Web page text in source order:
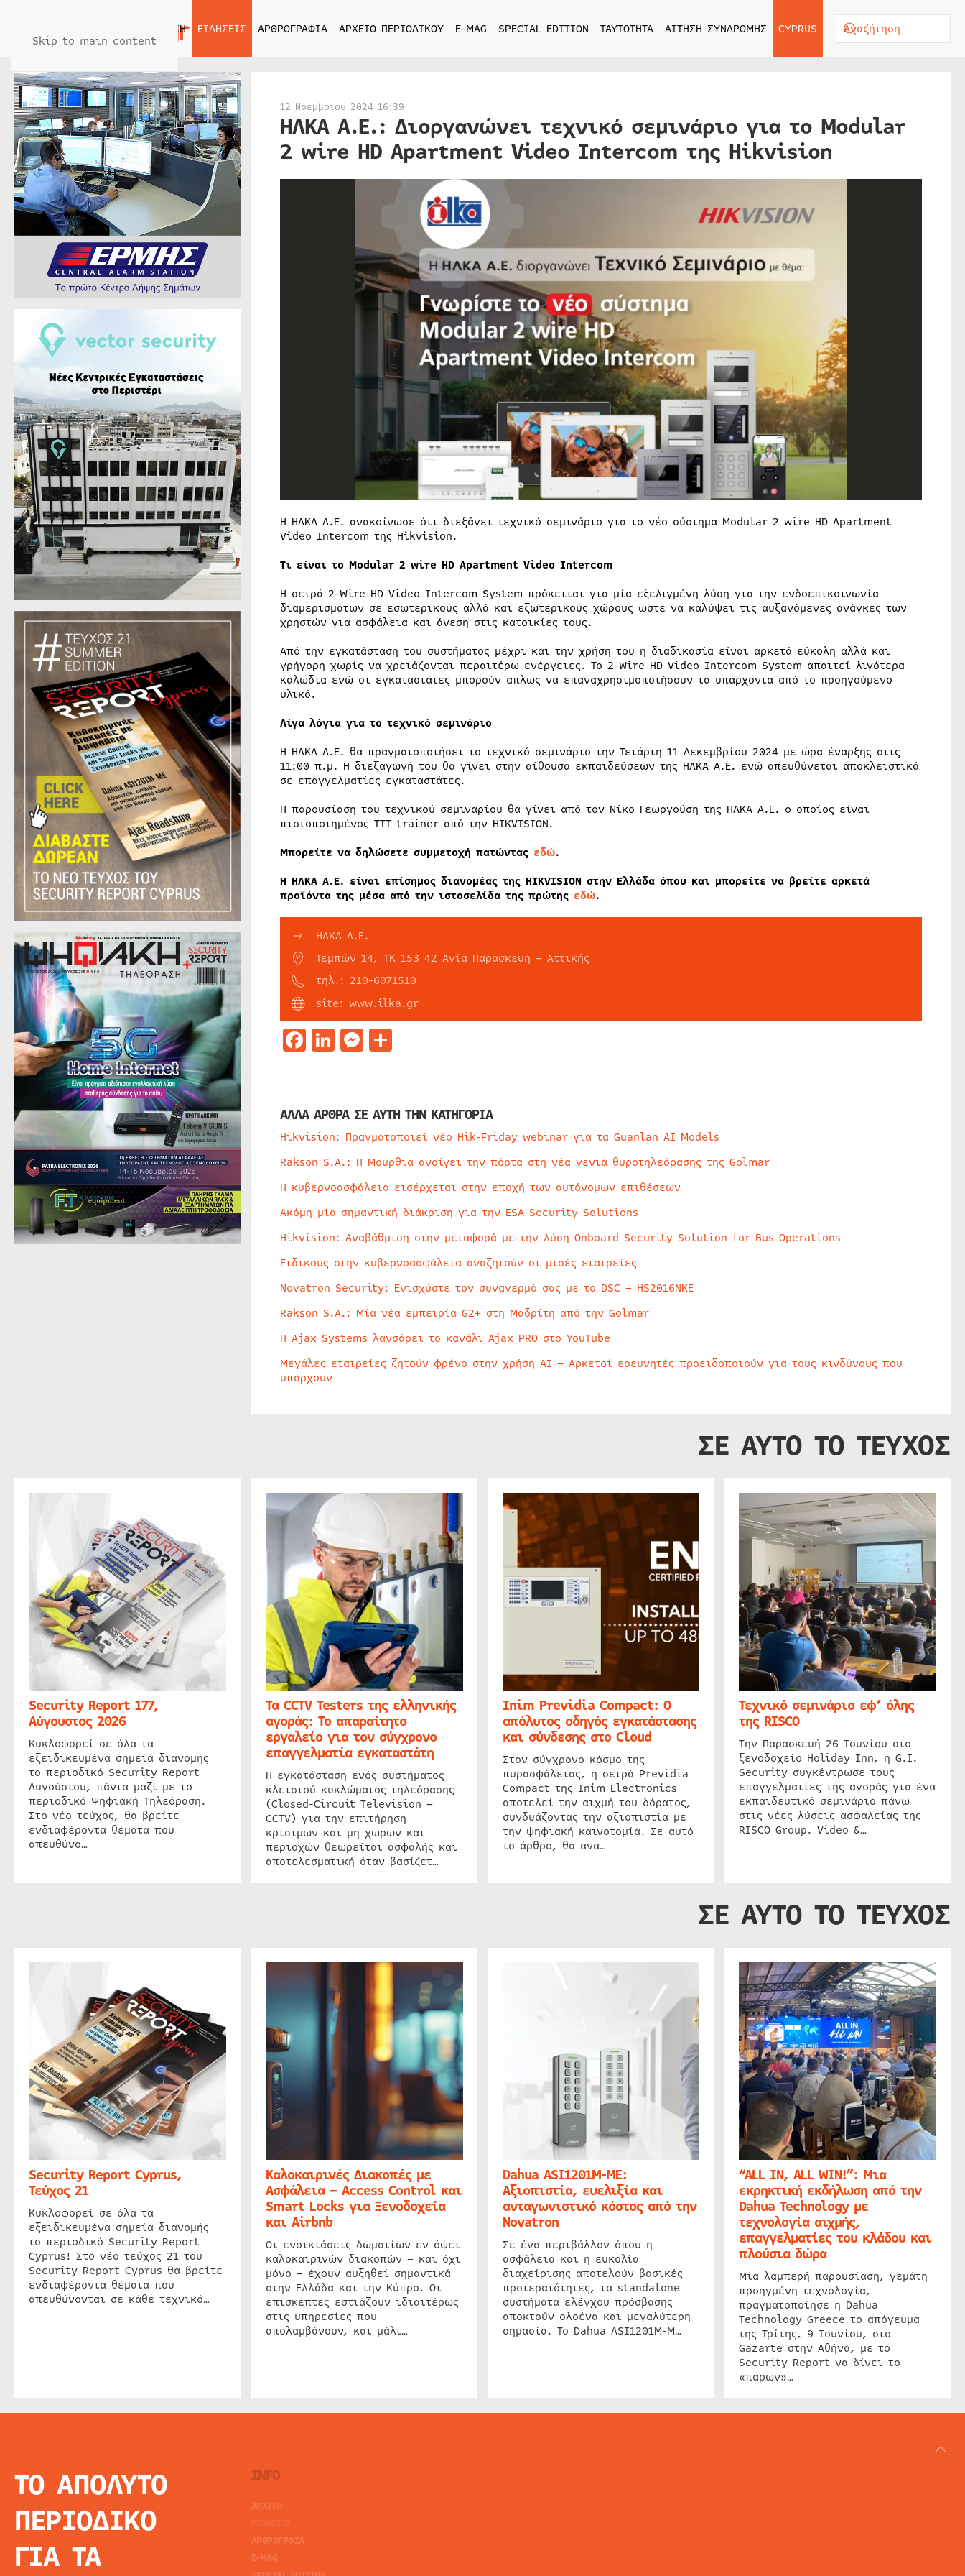
Skip to main content
ΑΡΧΙΚΗ ΕΙΔΗΣΕΙΣ ΑΡΘΡΟΓΡΑΦΙΑ ΑΡΧΕΙΟ ΠΕΡΙΟΔΙΚΟΥ E-MAG SPECIAL EDITION ΤΑΥΤΟΤΗΤΑ ΑΙΤΗΣΗ ΣΥΝΔΡΟΜΗΣ CYPRUS
12 Νοεμβρίου 2024 16:39
ΗΛΚΑ Α.Ε.: Διοργανώνει τεχνικό σεμινάριο για το Modular
2 wire HD Apartment Video Intercom της Hikvision
Η ΗΛΚΑ Α.Ε. ανακοίνωσε ότι διεξάγει τεχνικό σεμινάριο για το νέο σύστημα Modular 2 wire HD Apartment
Video Intercom της Hikvision.
Τι είναι το Modular 2 wire HD Apartment Video Intercom
Η σειρά 2-Wire HD Video Intercom System πρόκειται για μία εξελιγμένη λύση για την ενδοεπικοινωνία
διαμερισμάτων σε εσωτερικούς αλλά και εξωτερικούς χώρους ώστε να καλύψει τις αυξανόμενες ανάγκες των
χρηστών για ασφάλεια και άνεση στις κατοικίες τους.
Από την εγκατάσταση του συστήματος μέχρι και την χρήση του η διαδικασία είναι αρκετά εύκολη αλλά και
γρήγορη χωρίς να χρειάζονται περαιτέρω ενέργειες. Το 2-Wire HD Video Intercom System απαιτεί λιγότερα
καλώδια ενώ οι εγκαταστάτες μπορούν απλώς να επαναχρησιμοποιήσουν τα υπάρχοντα από το προηγούμενο
υλικό.
Λίγα λόγια για το τεχνικό σεμινάριο
Η ΗΛΚΑ Α.Ε. θα πραγματοποιήσει το τεχνικό σεμινάριο την Τετάρτη 11 Δεκεμβρίου 2024 με ώρα έναρξης στις
11:00 π.μ. Η διεξαγωγή του θα γίνει στην αίθουσα εκπαιδεύσεων της ΗΛΚΑ Α.Ε. ενώ απευθύνεται αποκλειστικά
σε επαγγελματίες εγκαταστάτες.
Η παρουσίαση του τεχνικού σεμιναρίου θα γίνει από τον Νίκο Γεωργούση της ΗΛΚΑ Α.Ε. ο οποίος είναι
πιστοποιημένος TTT trainer από την HIKVISION.
Μπορείτε να δηλώσετε συμμετοχή πατώντας εδώ.
Η ΗΛΚΑ Α.Ε. είναι επίσημος διανομέας της HIKVISION στην Ελλάδα όπου και μπορείτε να βρείτε αρκετά
προϊόντα της μέσα από την ιστοσελίδα της πρώτης εδώ.
ΗΛΚΑ Α.Ε.
Τεμπών 14, TK 153 42 Αγία Παρασκευή – Αττικής
τηλ.: 210-6071510
site: www.ilka.gr
Facebook
LinkedIn
Messenger
Μοιραστείτε
ΑΛΛΑ ΑΡΘΡΑ ΣΕ ΑΥΤΗ ΤΗΝ ΚΑΤΗΓΟΡΙΑ
Hikvision: Πραγματοποιεί νέο Hik-Friday webinar για τα Guanlan AI Models
Rakson S.A.: Η Μούρθια ανοίγει την πόρτα στη νέα γενιά θυροτηλεόρασης της Golmar
Η κυβερνοασφάλεια εισέρχεται στην εποχή των αυτόνομων επιθέσεων
Ακόμη μία σημαντική διάκριση για την ESA Security Solutions
Hikvision: Αναβάθμιση στην μεταφορά με την λύση Onboard Security Solution for Bus Operations
Ειδικούς στην κυβερνοασφάλεια αναζητούν οι μισές εταιρείες
Novatron Security: Ενισχύστε τον συναγερμό σας με το DSC – HS2016NKE
Rakson S.A.: Μία νέα εμπειρία G2+ στη Μαδρίτη από την Golmar
Η Ajax Systems λανσάρει το κανάλι Ajax PRO στο YouTube
Μεγάλες εταιρείες ζητούν φρένο στην χρήση AI – Αρκετοί ερευνητές προειδοποιούν για τους κινδύνους που
υπάρχουν
ΣΕ ΑΥΤΟ ΤΟ ΤΕΥΧΟΣ
Security Report 177,
Αύγουστος 2026
Κυκλοφορεί σε όλα τα
εξειδικευμένα σημεία διανομής
το περιοδικό Security Report
Αυγούστου, πάντα μαζί με το
περιοδικό Ψηφιακή Τηλεόραση.
Στο νέο τεύχος, θα βρείτε
ενδιαφέροντα θέματα που
απευθύνο…
Τα CCTV Testers της ελληνικής
αγοράς: Το απαραίτητο
εργαλείο για τον σύγχρονο
επαγγελματία εγκαταστάτη
Η εγκατάσταση ενός συστήματος
κλειστού κυκλώματος τηλεόρασης
(Closed-Circuit Television –
CCTV) για την επιτήρηση
κρίσιμων και μη χώρων και
περιοχών θεωρείται ασφαλής και
αποτελεσματική όταν βασίζετ…
Inim Previdia Compact: Ο
απόλυτος οδηγός εγκατάστασης
και σύνδεσης στο Cloud
Στον σύγχρονο κόσμο της
πυρασφάλειας, η σειρά Previdia
Compact της Inim Electronics
αποτελεί την αιχμή του δόρατος,
συνδυάζοντας την αξιοπιστία με
την ψηφιακή καινοτομία. Σε αυτό
το άρθρο, θα ανα…
Τεχνικό σεμινάριο εφ’ όλης
της RISCO
Την Παρασκευή 26 Ιουνίου στο
ξενοδοχείο Holiday Inn, η G.I.
Security συγκέντρωσε τους
επαγγελματίες της αγοράς για ένα
εκπαιδευτικό σεμινάριο πάνω
στις νέες λύσεις ασφαλείας της
RISCO Group. Video &…
ΣΕ ΑΥΤΟ ΤΟ ΤΕΥΧΟΣ
Security Report Cyprus,
Τεύχος 21
Κυκλοφορεί σε όλα τα
εξειδικευμένα σημεία διανομής
το περιοδικό Security Report
Cyprus! Στο νέο τεύχος 21 του
Security Report Cyprus θα βρείτε
ενδιαφέροντα θέματα που
απευθύνονται σε κάθε τεχνικό…
Καλοκαιρινές Διακοπές με
Ασφάλεια – Access Control και
Smart Locks για Ξενοδοχεία
και Airbnb
Οι ενοικιάσεις δωματίων εν όψει
καλοκαιρινών διακοπών – και όχι
μόνο – έχουν αυξηθεί σημαντικά
στην Ελλάδα και την Κύπρο. Οι
επισκέπτες εστιάζουν ιδιαιτέρως
στις υπηρεσίες που
απολαμβάνουν, και μάλι…
Dahua ASI1201M-ME:
Αξιοπιστία, ευελιξία και
ανταγωνιστικό κόστος από την
Novatron
Σε ένα περιβάλλον όπου η
ασφάλεια και η ευκολία
διαχείρισης αποτελούν βασικές
προτεραιότητες, τα standalone
συστήματα ελέγχου πρόσβασης
αποκτούν ολοένα και μεγαλύτερη
σημασία. Το Dahua ASI1201M-M…
“ALL IN, ALL WIN!”: Μια
εκρηκτική εκδήλωση από την
Dahua Technology με
τεχνολογία αιχμής,
επαγγελματίες του κλάδου και
πλούσια δώρα
Μία λαμπερή παρουσίαση, γεμάτη
προηγμένη τεχνολογία,
πραγματοποίησε η Dahua
Technology Greece το απόγευμα
της Τρίτης, 9 Ιουνίου, στο
Gazarte στην Αθήνα, με το
Security Report να δίνει το
«παρών»…
ΤΟ ΑΠΟΛΥΤΟ
ΠΕΡΙΟΔΙΚΟ
ΓΙΑ ΤΑ
INFO
ΑΡΧΙΚΗ
ΑΡΘΡΟΓΡΦΙΑ
E-MAG